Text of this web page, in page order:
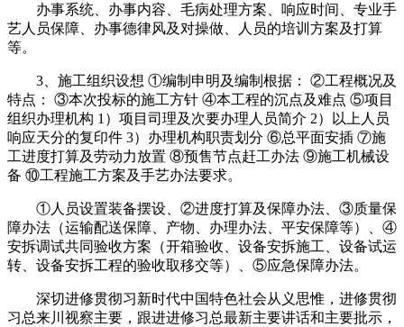
办事系统、办事内容、毛病处理方案、响应时间、专业手
艺人员保障、办事德律风及对操做、人员的培训方案及打算
等。
3、施工组织设想 ①编制申明及编制根据： ②工程概况及
特点： ③本次投标的施工方针 ④本工程的沉点及难点 ⑤项目
组织办理机构 1）项目司理及次要办理人员简介 2）以上人员
响应天分的复印件 3）办理机构职责划分 ⑥总平面安插 ⑦施
工进度打算及劳动力放置 ⑧预售节点赶工办法 ⑨施工机械设
备 ⑩工程施工方案及手艺办法要求。
①人员设置装备摆设、②进度打算及保障办法、③质量保
障办法（运输配送保障、产物、办理办法、平安保障等）、④
安拆调试共同验收方案（开箱验收、设备安拆施工、设备试运
转、设备安拆工程的验收取移交等）、⑤应急保障办法。
深切进修贯彻习新时代中国特色社会从义思惟，进修贯彻
习总来川视察主要，跟进进修习总最新主要讲话和主要批示，